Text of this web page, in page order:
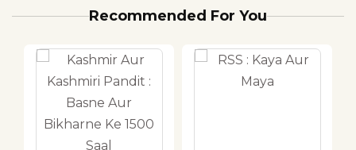
Recommended For You